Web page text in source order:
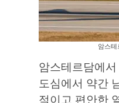
암스
암스테르담에
도심에서 약간
적이고 편안한